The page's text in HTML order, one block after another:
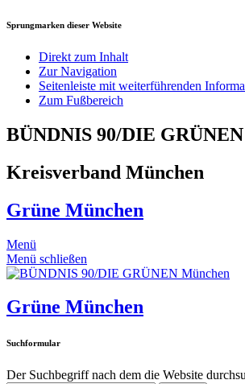
Sprungmarken dieser Website
Direkt zum Inhalt
Zur Navigation
Seitenleiste mit weiterführenden
Zum Fußbereich
BÜNDNIS 90/DIE
Kreisverband München
Grüne München
Menü
Menü schließen
Grüne München
Suchformular
Der Suchbegriff nach dem die Website